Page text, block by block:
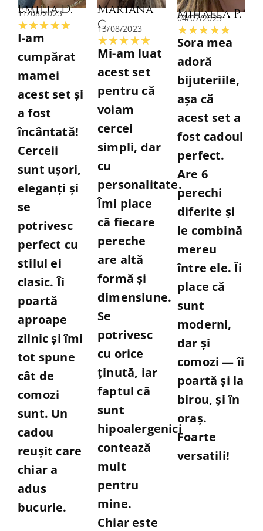
Emilia D.
11/08/2023
★★★★★ Evaluată
5
5
I-am
cumpărat
mamei
acest set și
a fost
încântată!
Cerceii
sunt ușori,
eleganți și
se
potrivesc
perfect cu
stilul ei
clasic. Îi
poartă
aproape
zilnic și îmi
tot spune
cât de
comozi
sunt. Un
cadou
reușit care
chiar a
adus
bucurie.
Mariana
C.
13/08/2023
★★★★★ Evaluată
la
din
Mi-am luat
acest set
pentru că
voiam
cercei
simpli, dar
cu
personalitate.
Îmi place
că fiecare
pereche
are altă
formă și
dimensiune.
Se
potrivesc
cu orice
ținută, iar
faptul că
sunt
hipoalergenici
contează
mult
pentru
mine.
Chiar este
Mihaela P.
04/07/2023
★★★★★
la
din
Sora mea
adoră
bijuteriile,
așa că
acest set a
fost cadoul
perfect.
Are 6
perechi
diferite și
le combină
mereu
între ele. Îi
place că
sunt
moderni,
dar și
comozi — îi
poartă și la
birou, și în
oraș.
Foarte
versatili!